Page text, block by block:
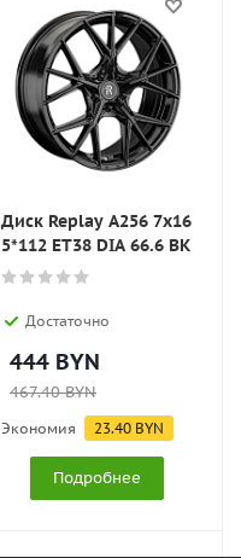
Диск Replay A256 7x16
5*112 ET38 DIA 66.6 BK
Достаточно
444 BYN
467.40BYN
Экономия 23.40 BYN
Подробнее